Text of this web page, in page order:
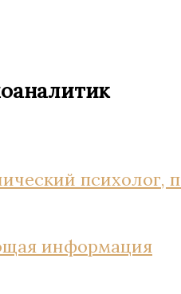
психолог,
информация